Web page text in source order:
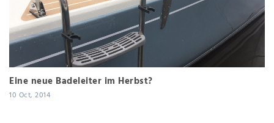
Eine neue Badeleiter im Herbst?
10 Oct, 2014